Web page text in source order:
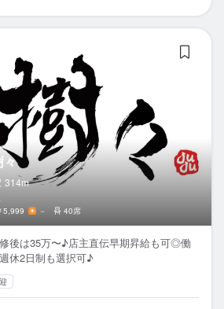
々
314m
5,999 － 40席
後は35万〜♪店主直伝早期昇給も可◎働
休2日制も選択可♪